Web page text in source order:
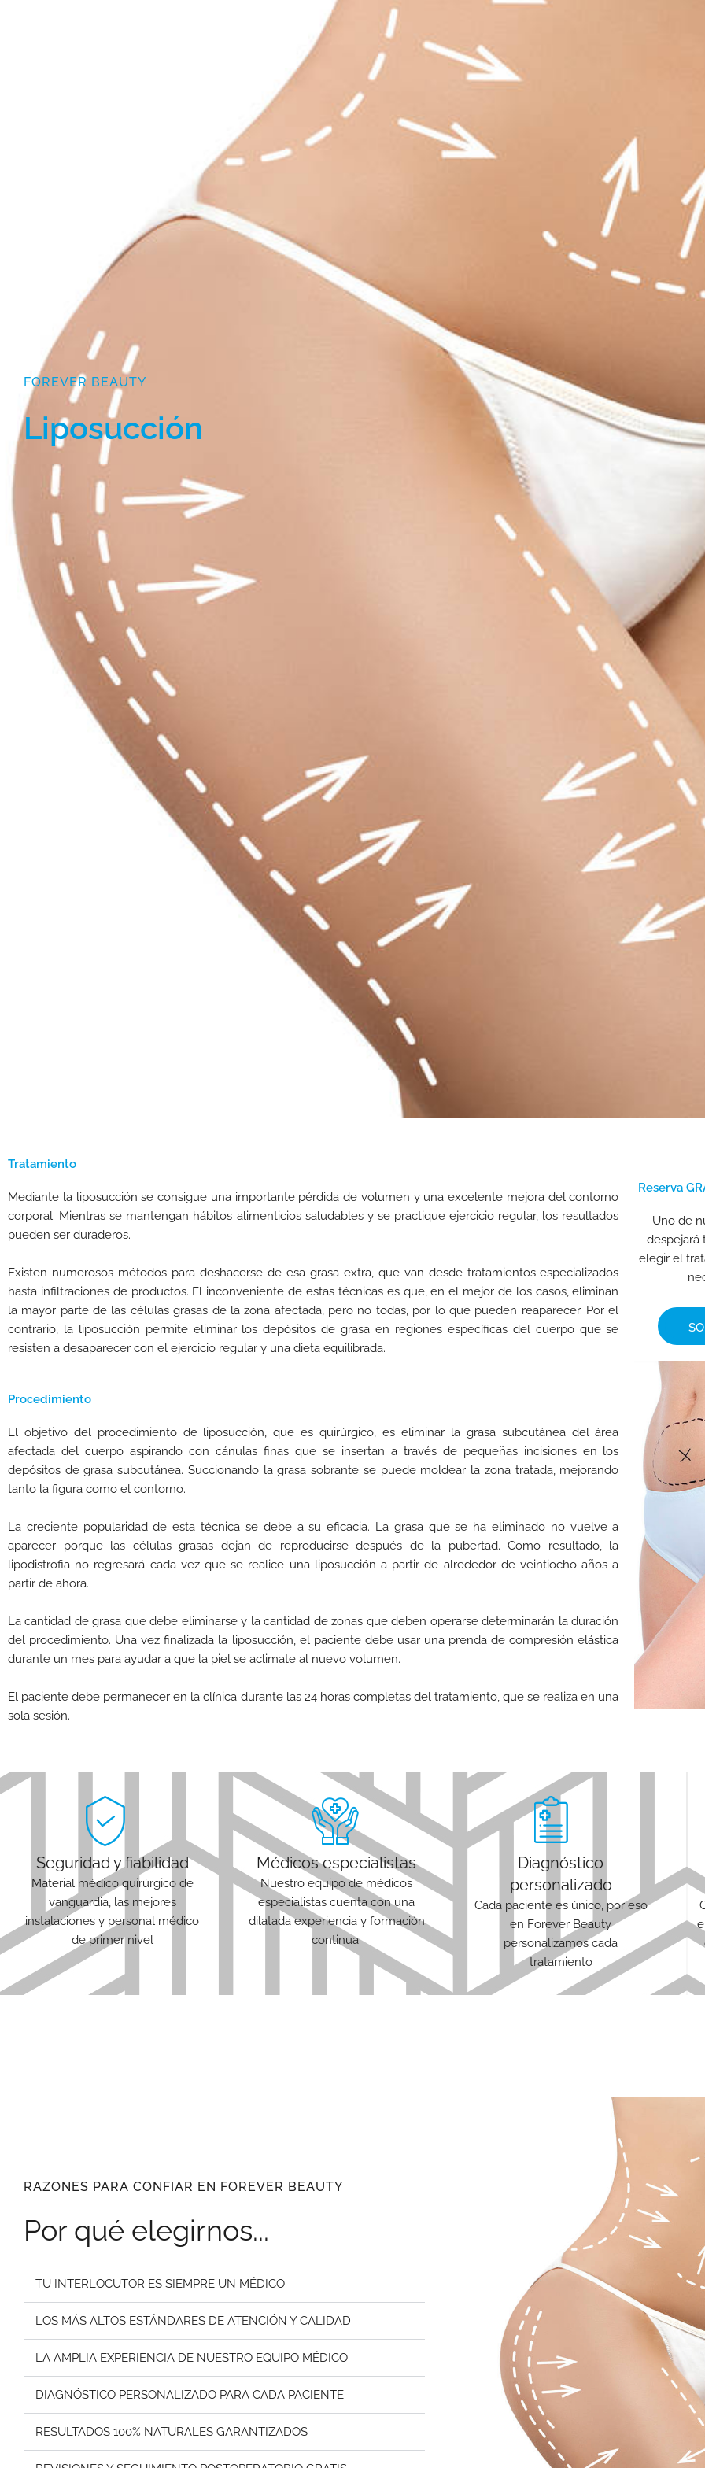
FOREVER BEAUTY
Liposucción
Tratamiento
Mediante la liposucción se consigue una importante pérdida de volumen y una excelente mejora del contorno
corporal. Mientras se mantengan hábitos alimenticios saludables y se practique ejercicio regular, los resultados
pueden ser duraderos.
Existen numerosos métodos para deshacerse de esa grasa extra, que van desde tratamientos especializados
hasta infiltraciones de productos. El inconveniente de estas técnicas es que, en el mejor de los casos, eliminan
la mayor parte de las células grasas de la zona afectada, pero no todas, por lo que pueden reaparecer. Por el
contrario, la liposucción permite eliminar los depósitos de grasa en regiones específicas del cuerpo que se
resisten a desaparecer con el ejercicio regular y una dieta equilibrada.
Procedimiento
El objetivo del procedimiento de liposucción, que es quirúrgico, es eliminar la grasa subcutánea del área
afectada del cuerpo aspirando con cánulas finas que se insertan a través de pequeñas incisiones en los
depósitos de grasa subcutánea. Succionando la grasa sobrante se puede moldear la zona tratada, mejorando
tanto la figura como el contorno.
La creciente popularidad de esta técnica se debe a su eficacia. La grasa que se ha eliminado no vuelve a
aparecer porque las células grasas dejan de reproducirse después de la pubertad. Como resultado, la
lipodistrofia no regresará cada vez que se realice una liposucción a partir de alrededor de veintiocho años a
partir de ahora.
La cantidad de grasa que debe eliminarse y la cantidad de zonas que deben operarse determinarán la duración
del procedimiento. Una vez finalizada la liposucción, el paciente debe usar una prenda de compresión elástica
durante un mes para ayudar a que la piel se aclimate al nuevo volumen.
El paciente debe permanecer en la clínica durante las 24 horas completas del tratamiento, que se realiza en una
sola sesión.
Reserva
Uno de
despejará
elegir el
Seguridad y fiabilidad
Material médico quirúrgico de
vanguardia, las mejores
instalaciones y personal médico
de primer nivel
Médicos especialistas
Nuestro equipo de médicos
especialistas cuenta con una
dilatada experiencia y formación
continua.
Diagnóstico
personalizado
Cada paciente es único, por eso
en Forever Beauty
personalizamos cada
tratamiento
RAZONES PARA CONFIAR EN FOREVER BEAUTY
Por qué elegirnos...
TU INTERLOCUTOR ES SIEMPRE UN MÉDICO
LOS MÁS ALTOS ESTÁNDARES DE ATENCIÓN Y CALIDAD
LA AMPLIA EXPERIENCIA DE NUESTRO EQUIPO MÉDICO
DIAGNÓSTICO PERSONALIZADO PARA CADA PACIENTE
RESULTADOS 100% NATURALES GARANTIZADOS